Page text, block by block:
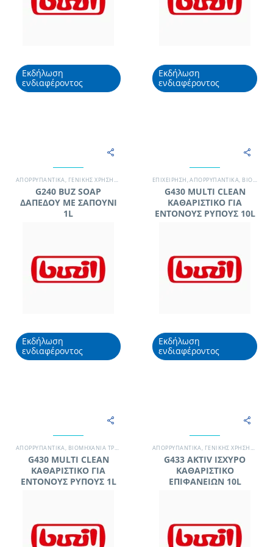
Εκδήλωση
ενδιαφέροντος
Εκδήλωση
ενδιαφέροντος
ΑΠΟΡΡΥΠΑΝΤΙΚΆ, ΓΕΝΙΚΉΣ ΧΡΉΣΗΣ / ΔΆΠΕΔΑ ΜΟΝΆΔΑ ΥΓΕΊΑΣ,ΣΥΝΕΡΓΕΊΟ ΚΑΘΑΡΙΣΜΟΎ
G240 BUZ SOAP
ΔΑΠΕΔΟΥ ΜΕ ΣΑΠΟΥΝΙ
1L
Εκδήλωση
ενδιαφέροντος
EΠΙΧΕΊΡΗΣΗ,ΑΠΟΡΡΥΠΑΝΤΙΚΆ, ΒΙΟΜΗΧΑΝΊΑ ΤΡΟΦΊΜΩΝ
G430 MULTI CLEAN
ΚΑΘΑΡΙΣΤΙΚΟ ΓΙΑ
ΕΝΤΟΝΟΥΣ ΡΥΠΟΥΣ 10L
Εκδήλωση
ενδιαφέροντος
ΑΠΟΡΡΥΠΑΝΤΙΚΆ, ΒΙΟΜΗΧΑΝΊΑ ΤΡΟΦΊΜΩΝ ΓΕΝΙΚΉΣ ΧΡΉΣΗΣ / ΔΆΠΕΔΑ,ΓΡΑΦΕΊΟ,
G430 MULTI CLEAN
ΚΑΘΑΡΙΣΤΙΚΟ ΓΙΑ
ΕΝΤΟΝΟΥΣ ΡΥΠΟΥΣ 1L
ΑΠΟΡΡΥΠΑΝΤΙΚΆ, ΓΕΝΙΚΉΣ ΧΡΉΣΗΣ / ΔΆΠΕΔΑ
G433 AKTIV ΙΣΧΥΡΟ
ΚΑΘΑΡΙΣΤΙΚΟ
ΕΠΙΦΑΝΕΙΩΝ 10L